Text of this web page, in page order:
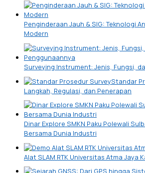
Penginderaan Jauh & SIG: Teknologi
Modern
Surveying Instrument: Jenis, Fungsi,
Standar
Langkah, Regulasi, dan Penerapan
Dinar Explore SMKN Paku Polewali
Bersama Dunia Industri
Alat SLAM RTK Universitas Atma Jaya